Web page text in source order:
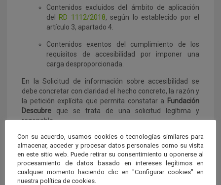
Contenidos excluidos del ámbito de aplicación
del RD 1112/2018, según lo establecido por el
artículo 3, apartado 4.
Contenidos exentos del cumplimiento de los
requisitos de accesibilidad por imponer una
carga desproporcionada.
En la Solicitud de información sobre accesibilidad se
debe concretar con claridad el hecho concreto, la razón y
la petición explícita que permita constatar a Fundación
Descubre que se trata de una solicitud legítima y
razonable.
PROCEDIMIENTO DE APLICACIÓN
Las quejas y reclamaciones sobre accesibilidad se
realizarán a través de los teléfonos arriba indicados, a
través del
formulario de contacto
o mediante escrito a
Con su acuerdo, usamos cookies o tecnologías similares para
almacenar, acceder y procesar datos personales como su visita
en este sitio web. Puede retirar su consentimiento u oponerse al
procesamiento de datos basado en intereses legítimos en
cualquier momento haciendo clic en "Configurar cookies" en
nuestra política de cookies.